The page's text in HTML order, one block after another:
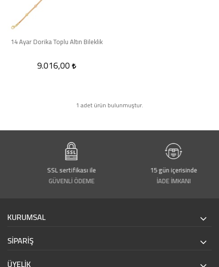
14 Ayar Dorika Toplu Altın Bileklik
9.016,00
1 adet ürün bulunmuştur.
SSL sertifikası ile
GÜVENLİ ÖDEME
15 gün içerisinde
İADE İMKANI
KURUMSAL
SİPARİŞ
ÜYELİK